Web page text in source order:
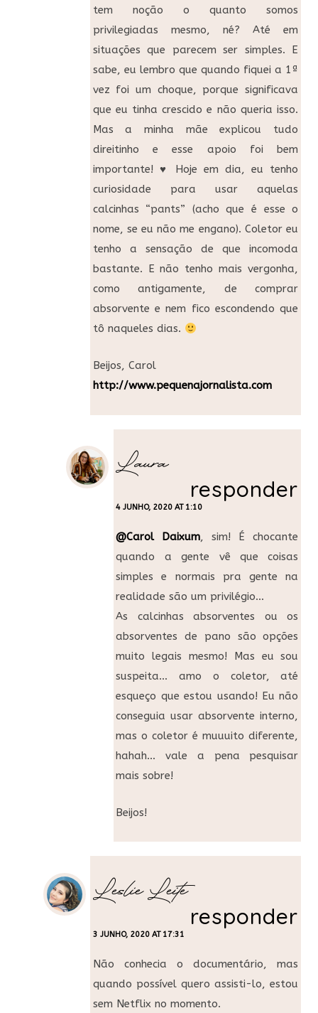
tem noção o quanto somos
privilegiadas mesmo, né? Até em
situações que parecem ser simples. E
sabe, eu lembro que quando fiquei a 1ª
vez foi um choque, porque significava
que eu tinha crescido e não queria isso.
Mas a minha mãe explicou tudo
direitinho e esse apoio foi bem
importante! ♥ Hoje em dia, eu tenho
curiosidade para usar aquelas
calcinhas “pants” (acho que é esse o
nome, se eu não me engano). Coletor eu
tenho a sensação de que incomoda
bastante. E não tenho mais vergonha,
como antigamente, de comprar
absorvente e nem fico escondendo que
tô naqueles dias.
Beijos, Carol
http://www.pequenajornalista.com
Laura
4 JUNHO, 2020 AT 1:10
responder
@Carol Daixum, sim! É chocante
quando a gente vê que coisas
simples e normais pra gente na
realidade são um privilégio…
As calcinhas absorventes ou os
absorventes de pano são opções
muito legais mesmo! Mas eu sou
suspeita… amo o coletor, até
esqueço que estou usando! Eu não
conseguia usar absorvente interno,
mas o coletor é muuuito diferente,
hahah… vale a pena pesquisar
mais sobre!
Beijos!
Leslie Leite
3 JUNHO, 2020 AT 17:31
responder
Não conhecia o documentário, mas
quando possível quero assisti-lo, estou
sem Netflix no momento.